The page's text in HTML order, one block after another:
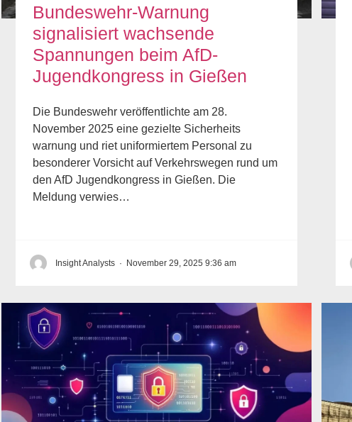
Bundeswehr-Warnung
signalisiert wachsende
Spannungen beim AfD-
Jugendkongress in Gießen
Die Bundeswehr veröffentlichte am 28.
November 2025 eine gezielte Sicherheits
warnung und riet uniformiertem Personal zu
besonderer Vorsicht auf Verkehrswegen rund um
den AfD Jugendkongress in Gießen. Die
Meldung verwies…
Insight Analysts · November 29, 2025 9:36 am